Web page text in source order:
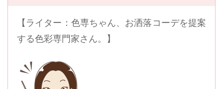
【ライター：色専ちゃん、お洒落コーデを提案
する色彩専門家さん。】